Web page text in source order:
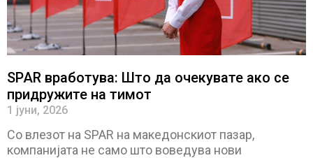
SPAR вработува: Што да очекувате ако се
придружите на тимот
1 јуни, 2026
Со влезот на SPAR на македонскиот пазар,
компанијата не само што воведува нови